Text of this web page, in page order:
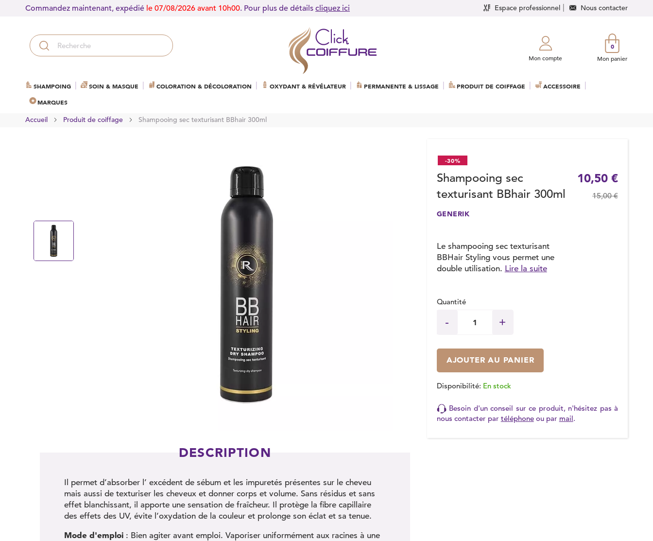
Commandez maintenant, expédié le 07/08/2026 avant 10h00. Pour plus de détails cliquez ici Espace professionnel Nous contacter
Mon compte
0
Mon panier
SHAMPOING SOIN & MASQUE COLORATION & DÉCOLORATION OXYDANT & RÉVÉLATEUR PERMANENTE & LISSAGE PRODUIT DE COIFFAGE ACCESSOIRE
MARQUES
Accueil Produit de coiffage Shampooing sec texturisant BBhair 300ml
-30%
Shampooing sec
texturisant BBhair 300ml
GENERIK
Le shampooing sec texturisant
BBHair Styling vous permet une
double utilisation. Lire la suite
10,50 €
15,00 €
Quantité
AJOUTER AU PANIER
Disponibilité: En stock
Besoin d'un conseil sur ce produit, n'hésitez pas à
nous contacter par téléphoneou par mail.
DESCRIPTION
Il permet d’absorber l’ excédent de sébum et les impuretés présentes sur le cheveu
mais aussi de texturiser les cheveux et donner corps et volume. Sans résidus et sans
effet blanchissant, il apporte une sensation de fraîcheur. Il protège la fibre capillaire
des effets des UV, évite l’oxydation de la couleur et prolonge son éclat et sa tenue.
Mode d'emploi : Bien agiter avant emploi. Vaporiser uniformément aux racines à une